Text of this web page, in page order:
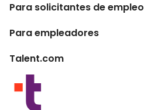
Para solicitantes de empleo
Buscador de trabajo
Conversor de salario
Para empleadores
Empresa
Programas para publishers
Talent.com
Otros países
Condiciones de uso